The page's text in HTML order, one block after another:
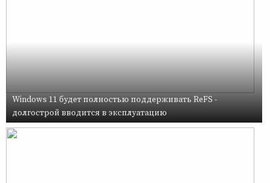
Windows 11 будет полностью поддерживать ReFS -
долгострой вводится в эксплуатацию